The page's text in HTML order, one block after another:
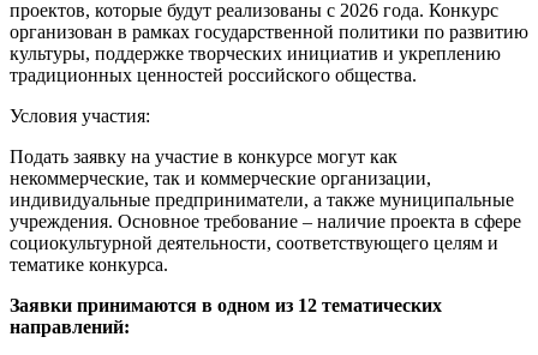
проектов, которые будут реализованы с 2026 года. Конкурс
организован в рамках государственной политики по развитию
культуры, поддержке творческих инициатив и укреплению
традиционных ценностей российского общества.
Условия участия:
Подать заявку на участие в конкурсе могут как
некоммерческие, так и коммерческие организации,
индивидуальные предприниматели, а также муниципальные
учреждения. Основное требование – наличие проекта в сфере
социокультурной деятельности, соответствующего целям и
тематике конкурса.
Заявки принимаются в одном из 12 тематических
направлений: